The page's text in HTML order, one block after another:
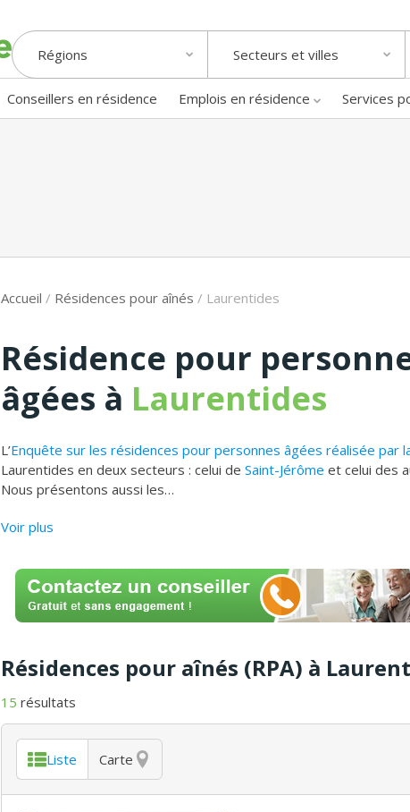
Régions Secteurs et villes
Conseillers en résidence Emplois en résidence Services
Accueil / Résidences pour aînés / Laurentides
Résidence pour
âgées à Laurentides
L’Enquête sur les résidences pour personnes âgées réalisée par
Laurentides en deux secteurs : celui de Saint-Jérôme et celui des
Nous présentons aussi les…
Voir plus
Résidences pour aînés (RPA) à
15 résultats
Liste Carte